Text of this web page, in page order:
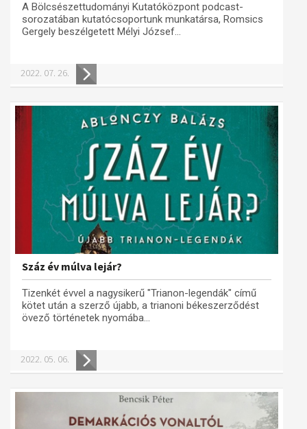
A Bölcsészettudományi Kutatóközpont podcast-
sorozatában kutatócsoportunk munkatársa, Romsics
Gergely beszélgetett Mélyi József...
2022. 07. 26.
Száz év múlva lejár?
Tizenkét évvel a nagysikerű "Trianon-legendák" című
kötet után a szerző újabb, a trianoni békeszerződést
övező történetek nyomába...
2022. 05. 06.